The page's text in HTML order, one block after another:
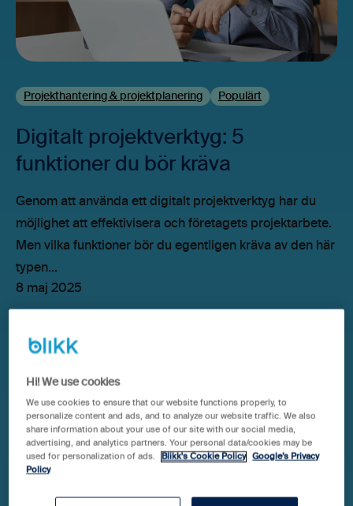
Projekthantering & projektplanering Populärt
Digitalt projektverktyg: 5
funktioner du bör kräva
Genom att använda ett digitalt projektverktyg har du
möjlighet att effektivisera och företagets projektarbete.
Men vilka funktioner bör du egentligen kräva av den här
typen...
8 maj 2025
Senaste artiklarna
Filtrera på ämne
Hi! We use cookies
We use cookies to ensure that our website functions properly, to
personalize content and ads, and to analyze our website traffic. We also
share information about your use of our site with our social media,
advertising, and analytics partners. Your personal data/cookies may be
used for personalization of ads.
Blikk's Cookie Policy
Google’s Privacy
Policy